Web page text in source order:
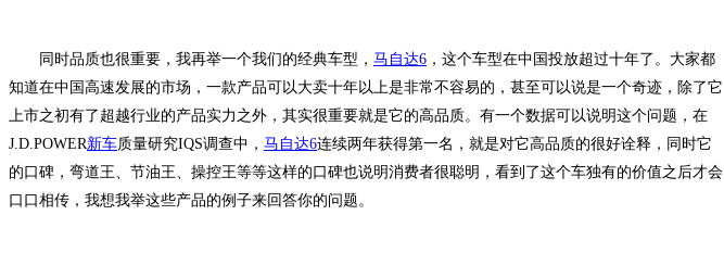
同时品质也很重要，我再举一个我们的经典车型， 马自达6 ，这个车型在中国投放超过十年了。大家都
知道在中国高速发展的市场，一款产品可以大卖十年以上是非常不容易的，甚至可以说是一个奇迹，除了它
上市之初有了超越行业的产品实力之外，其实很重要就是它的高品质。有一个数据可以说明这个问题，在
J.D.POWER新车质量研究IQS调查中， 马自达6连续两年获得第一名，就是对它高品质的很好诠释，同时它
的口碑，弯道王、节油王、操控王等等这样的口碑也说明消费者很聪明，看到了这个车独有的价值之后才会
口口相传，我想我举这些产品的例子来回答你的问题。